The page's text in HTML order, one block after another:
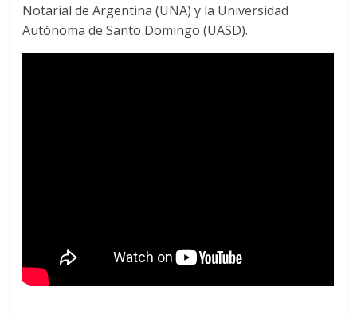
Notarial de Argentina (UNA) y la Universidad
Autónoma de Santo Domingo (UASD).